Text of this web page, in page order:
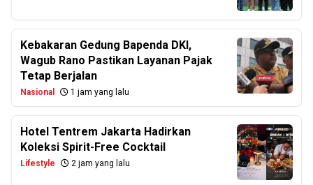
Kebakaran Gedung Bapenda DKI,
Wagub Rano Pastikan Layanan Pajak
Tetap Berjalan
Nasional 1 jam yang lalu
Hotel Tentrem Jakarta Hadirkan
Koleksi Spirit-Free Cocktail
Lifestyle 2 jam yang lalu